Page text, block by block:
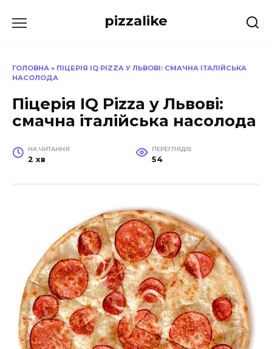
до
pizzalike
ГОЛОВНА » ПІЦЕРІЯ IQ PIZZA У ЛЬВОВІ: СМАЧНА ІТАЛІЙСЬКА
НАСОЛОДА
Піцерія IQ Pizza у Львові:
смачна італійська насолода
НА ЧИТАННЯ
2 хв
ПЕРЕГЛЯДІВ
54